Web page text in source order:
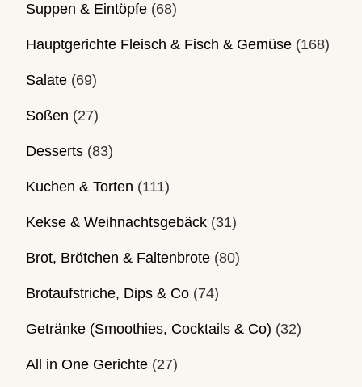
Suppen & Eintöpfe (68)
Hauptgerichte Fleisch & Fisch & Gemüse (168)
Salate (69)
Soßen (27)
Desserts (83)
Kuchen & Torten (111)
Kekse & Weihnachtsgebäck (31)
Brot, Brötchen & Faltenbrote (80)
Brotaufstriche, Dips & Co (74)
Getränke (Smoothies, Cocktails & Co) (32)
All in One Gerichte (27)